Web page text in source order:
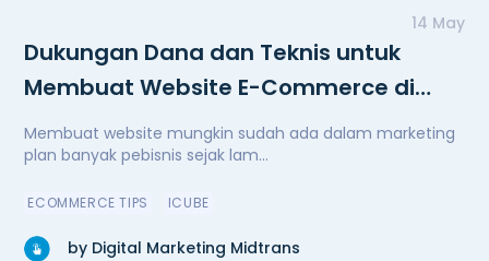
14 May
Dukungan Dana dan Teknis untuk
Membuat Website E-Commerce di
Masa Pandemi
Membuat website mungkin sudah ada dalam marketing
plan banyak pebisnis sejak lam...
ECOMMERCE TIPS ICUBE
by Digital Marketing Midtrans